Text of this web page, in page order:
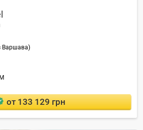
Варшава)
от 133 129 грн